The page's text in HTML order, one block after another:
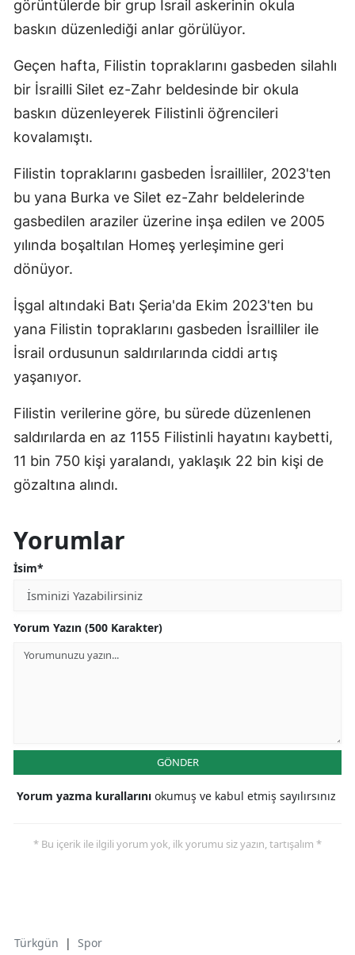
görüntülerde bir grup İsrail askerinin okula
baskın düzenlediği anlar görülüyor.
Geçen hafta, Filistin topraklarını gasbeden silahlı
bir İsrailli Silet ez-Zahr beldesinde bir okula
baskın düzenleyerek Filistinli öğrencileri
kovalamıştı.
Filistin topraklarını gasbeden İsrailliler, 2023'ten
bu yana Burka ve Silet ez-Zahr beldelerinde
gasbedilen araziler üzerine inşa edilen ve 2005
yılında boşaltılan Homeş yerleşimine geri
dönüyor.
İşgal altındaki Batı Şeria'da Ekim 2023'ten bu
yana Filistin topraklarını gasbeden İsrailliler ile
İsrail ordusunun saldırılarında ciddi artış
yaşanıyor.
Filistin verilerine göre, bu sürede düzenlenen
saldırılarda en az 1155 Filistinli hayatını kaybetti,
11 bin 750 kişi yaralandı, yaklaşık 22 bin kişi de
gözaltına alındı.
Yorumlar
İsim*
Yorum Yazın (500 Karakter)
GÖNDER
Yorum yazma kurallarını okumuş ve kabul etmiş sayılırsınız
* Bu içerik ile ilgili yorum yok, ilk yorumu siz yazın, tartışalım *
Türkgün | Spor